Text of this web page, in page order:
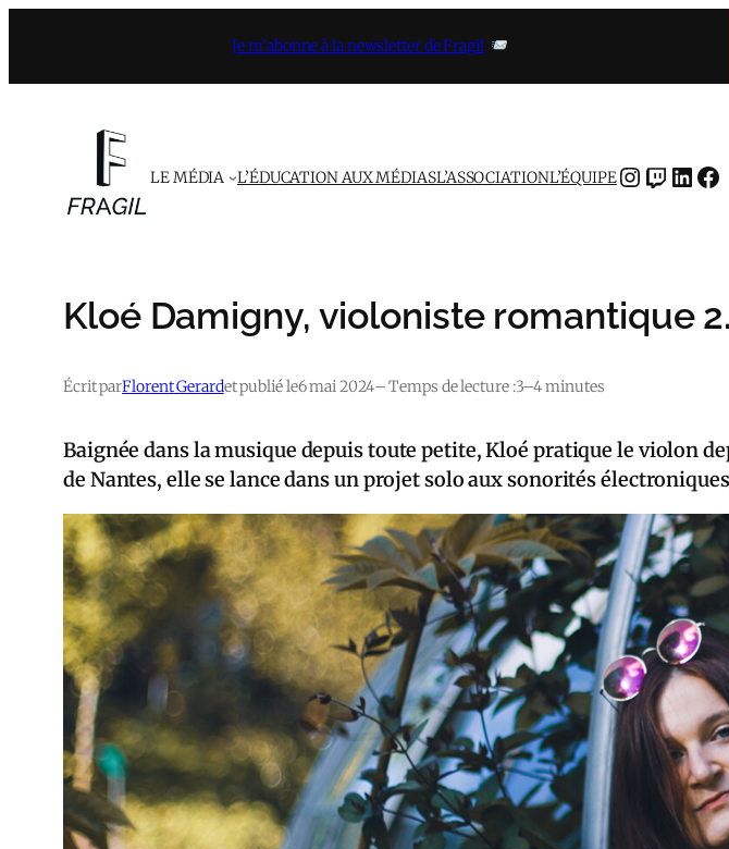
contenu
Je m’abonne à la newsletter de Fragil
LE MÉDIA L’ÉDUCATION AUX MÉDIASL’ASSOCIATIONL’ÉQUIPEINSTAGRAMTWITCH LINKEDIN FACEBOOK
Kloé Damigny, violoniste romantique
Écrit parFlorent Gerardet publié le6 mai 2024– Temps de lecture :3–4 minutes
Baignée dans la musique depuis toute petite, Kloé pratique le violon
de Nantes, elle se lance dans un projet solo aux sonorités